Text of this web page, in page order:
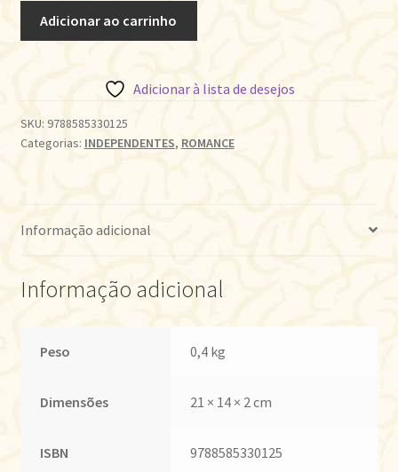
CASPRIO
quantidade
Adicionar ao carrinho
Adicionar à lista de desejos
SKU: 9788585330125
Categorias: INDEPENDENTES, ROMANCE
Informação adicional
Informação adicional
Peso 0,4 kg
Dimensões 21 × 14 × 2 cm
ISBN 9788585330125